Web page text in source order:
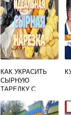
КАК УКРАСИТЬ
СЫРНУЮ
ТАРЕЛКУ С